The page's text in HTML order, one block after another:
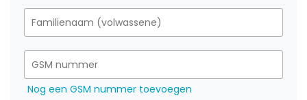
Nog een GSM nummer toevoegen